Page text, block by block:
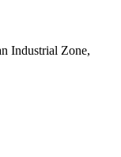
Industrial Zone,